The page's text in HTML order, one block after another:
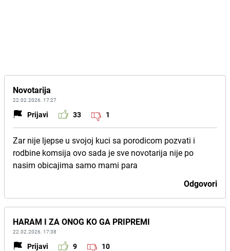
Novotarija
22.02.2026. 17:27
Prijavi 33 1
Zar nije ljepse u svojoj kuci sa porodicom pozvati i
rodbine komsija ovo sada je sve novotarija nije po
nasim obicajima samo mami para
Odgovori
HARAM I ZA ONOG KO GA PRIPREMI
22.02.2026. 17:38
Prijavi 9 10